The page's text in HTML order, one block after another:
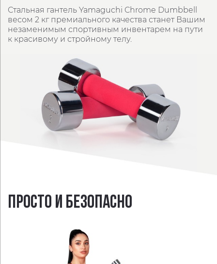
Стальная гантель Yamaguchi Chrome Dumbbell
весом 2 кг премиального качества станет Вашим
незаменимым спортивным инвентарем на пути
к красивому и стройному телу.
ПРОСТО И БЕЗОПАСНО